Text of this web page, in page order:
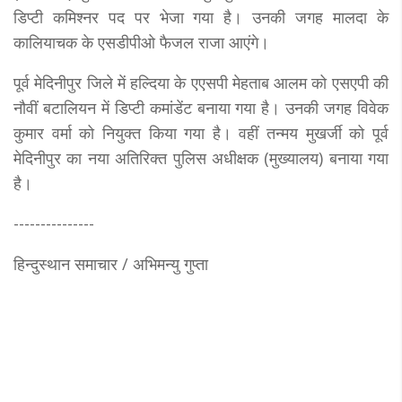
डिप्टी कमिश्नर पद पर भेजा गया है। उनकी जगह मालदा के
कालियाचक के एसडीपीओ फैजल राजा आएंगे।
पूर्व मेदिनीपुर जिले में हल्दिया के एएसपी मेहताब आलम को एसएपी की
नौवीं बटालियन में डिप्टी कमांडेंट बनाया गया है। उनकी जगह विवेक
कुमार वर्मा को नियुक्त किया गया है। वहीं तन्मय मुखर्जी को पूर्व
मेदिनीपुर का नया अतिरिक्त पुलिस अधीक्षक (मुख्यालय) बनाया गया
है।
---------------
हिन्दुस्थान समाचार / अभिमन्यु गुप्ता